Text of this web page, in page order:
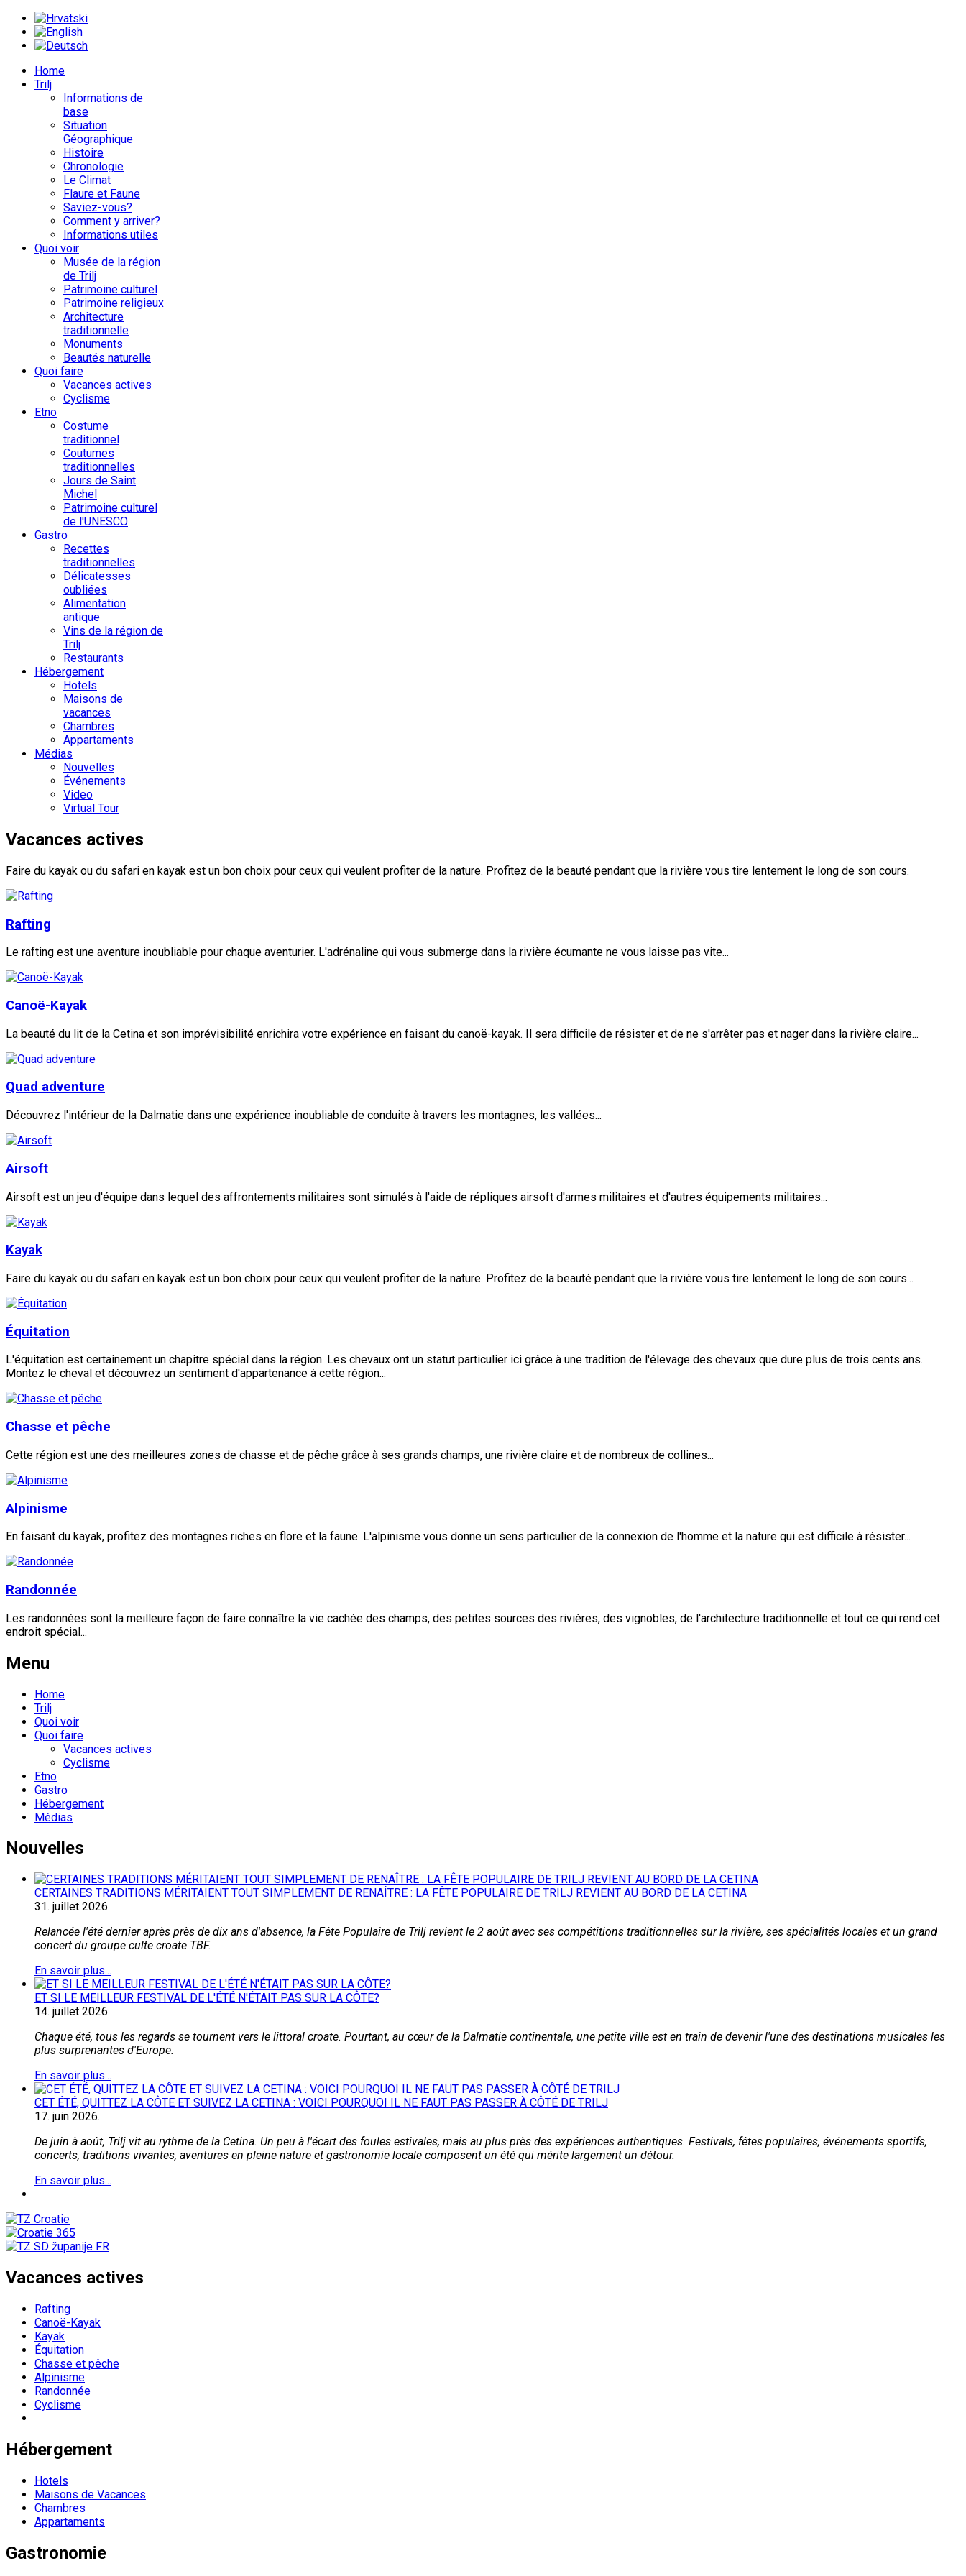
Home
Trilj
Informations de
base
Situation
Géographique
Histoire
Chronologie
Le Climat
Flaure et Faune
Saviez-vous?
Comment y arriver?
Informations utiles
Quoi voir
Musée de la région
de Trilj
Patrimoine culturel
Patrimoine religieux
Architecture
traditionnelle
Monuments
Beautés naturelle
Quoi faire
Vacances actives
Cyclisme
Etno
Costume
traditionnel
Coutumes
traditionnelles
Jours de Saint
Michel
Patrimoine culturel
de l'UNESCO
Gastro
Recettes
traditionnelles
Délicatesses
oubliées
Alimentation
antique
Vins de la région de
Trilj
Restaurants
Hébergement
Hotels
Maisons de
vacances
Chambres
Appartaments
Médias
Nouvelles
Événements
Video
Virtual Tour
Vacances actives
Faire du kayak ou du safari en kayak est un bon choix pour ceux qui veulent profiter de la nature. Profitez de la beauté pendant que la rivière vous tire lentement le long de son cours.
Rafting
Le rafting est une aventure inoubliable pour chaque aventurier. L'adrénaline qui vous submerge dans la rivière écumante ne vous laisse pas vite...
Canoë-Kayak
La beauté du lit de la Cetina et son imprévisibilité enrichira votre expérience en faisant du canoë-kayak. Il sera difficile de résister et de ne s'arrêter pas et nager dans la rivière claire...
Quad adventure
Découvrez l'intérieur de la Dalmatie dans une expérience inoubliable de conduite à travers les montagnes, les vallées...
Airsoft
Airsoft est un jeu d'équipe dans lequel des affrontements militaires sont simulés à l'aide de répliques airsoft d'armes militaires et d'autres équipements militaires...
Kayak
Faire du kayak ou du safari en kayak est un bon choix pour ceux qui veulent profiter de la nature. Profitez de la beauté pendant que la rivière vous tire lentement le long de son cours...
Équitation
L'équitation est certainement un chapitre spécial dans la région. Les chevaux ont un statut particulier ici grâce à une tradition de l'élevage des chevaux que dure plus de trois cents ans.
Montez le cheval et découvrez un sentiment d'appartenance à cette région...
Chasse et pêche
Cette région est une des meilleures zones de chasse et de pêche grâce à ses grands champs, une rivière claire et de nombreux de collines...
Alpinisme
En faisant du kayak, profitez des montagnes riches en flore et la faune. L'alpinisme vous donne un sens particulier de la connexion de l'homme et la nature qui est difficile à résister...
Randonnée
Les randonnées sont la meilleure façon de faire connaître la vie cachée des champs, des petites sources des rivières, des vignobles, de l'architecture traditionnelle et tout ce qui rend cet
endroit spécial...
Menu
Home
Trilj
Quoi voir
Quoi faire
Vacances actives
Cyclisme
Etno
Gastro
Hébergement
Médias
Nouvelles
CERTAINES TRADITIONS MÉRITAIENT TOUT SIMPLEMENT DE RENAÎTRE : LA FÊTE POPULAIRE DE TRILJ REVIENT AU BORD DE LA CETINA
31. juillet 2026.
Relancée l'été dernier après près de dix ans d'absence, la Fête Populaire de Trilj revient le 2 août avec ses compétitions traditionnelles sur la rivière, ses spécialités locales et un grand
concert du groupe culte croate TBF.
En savoir plus...
ET SI LE MEILLEUR FESTIVAL DE L'ÉTÉ N'ÉTAIT PAS SUR LA CÔTE?
14. juillet 2026.
Chaque été, tous les regards se tournent vers le littoral croate. Pourtant, au cœur de la Dalmatie continentale, une petite ville est en train de devenir l'une des destinations musicales les
plus surprenantes d'Europe.
En savoir plus...
CET ÉTÉ, QUITTEZ LA CÔTE ET SUIVEZ LA CETINA : VOICI POURQUOI IL NE FAUT PAS PASSER À CÔTÉ DE TRILJ
17. juin 2026.
De juin à août, Trilj vit au rythme de la Cetina. Un peu à l'écart des foules estivales, mais au plus près des expériences authentiques. Festivals, fêtes populaires, événements sportifs,
concerts, traditions vivantes, aventures en pleine nature et gastronomie locale composent un été qui mérite largement un détour.
En savoir plus...
Vacances actives
Rafting
Canoë-Kayak
Kayak
Équitation
Chasse et pêche
Alpinisme
Randonnée
Cyclisme
Hébergement
Hotels
Maisons de Vacances
Chambres
Appartaments
Gastronomie